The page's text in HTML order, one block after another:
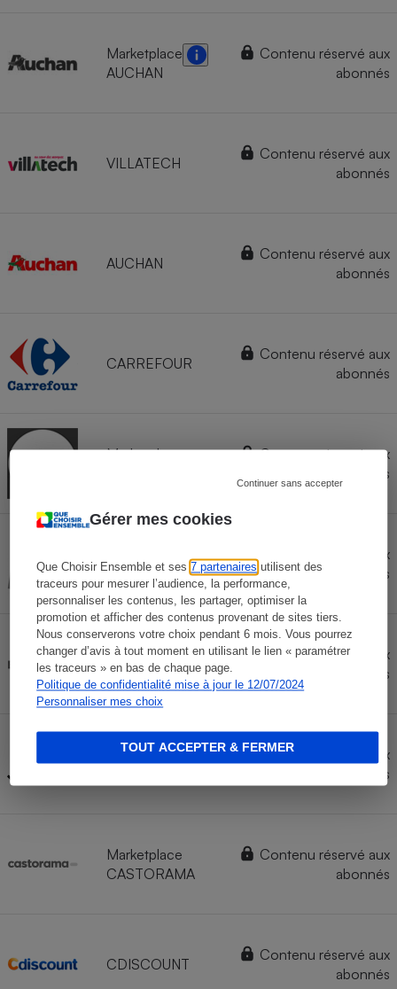
Gérer mes cookies
Que Choisir Ensemble et ses7 partenaires utilisent des
traceurs pour mesurer l’audience, la performance,
personnaliser les contenus, les partager, optimiser la
promotion et afficher des contenus provenant de sites tiers.
Nous conserverons votre choix pendant 6 mois. Vous pourrez
changer d’avis à tout moment en utilisant le lien « paramétrer
les traceurs » en bas de chaque page.
Politique de confidentialité mise à jour le 12/07/2024
Personnaliser mes choix
Continuer sans accepter
TOUT ACCEPTER & FERMER
Marketplace
AUCHAN
Contenu réservé aux
abonnés
VILLATECH
Contenu réservé aux
abonnés
AUCHAN
Contenu réservé aux
abonnés
CARREFOUR
Contenu réservé aux
abonnés
Marketplace
Contenu réservé aux
abonnés
FNAC
Contenu réservé aux
abonnés
Marketplace
LECLERC
Contenu réservé aux
abonnés
Marketplace
Contenu réservé aux
abonnés
Marketplace
CASTORAMA
Contenu réservé aux
abonnés
CDISCOUNT
Contenu réservé aux
abonnés